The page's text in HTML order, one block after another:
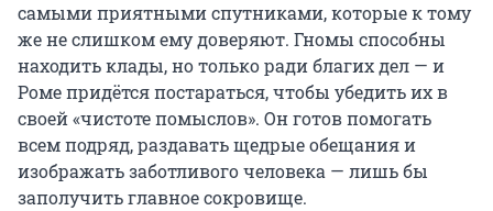
самыми приятными спутниками, которые к тому
же не слишком ему доверяют. Гномы способны
находить клады, но только ради благих дел — и
Роме придётся постараться, чтобы убедить их в
своей «чистоте помыслов». Он готов помогать
всем подряд, раздавать щедрые обещания и
изображать заботливого человека — лишь бы
заполучить главное сокровище.